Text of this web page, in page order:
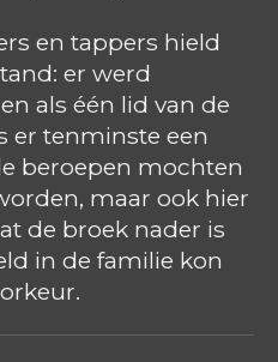
en tappers hield
er werd
als één lid van de
er tenminste een
beroepen mochten
maar ook hier
de broek nader is
in de familie kon